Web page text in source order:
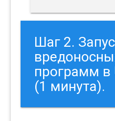
Шаг 2.
программ в
(1 минута).